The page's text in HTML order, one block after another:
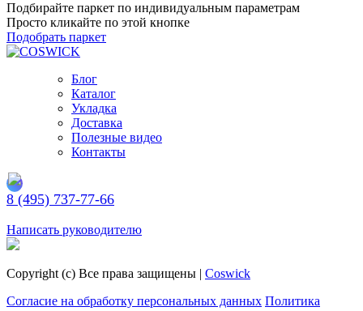
Подбирайте паркет по индивидуальным параметрам
Просто кликайте по этой кнопке
Подобрать паркет
Блог
Каталог
Укладка
Доставка
Полезные видео
Контакты
8 (495) 737-77-66
Написать руководителю
Copyright (c) Все права защищены | Coswick
Согласие на обработку персональных данных Политика